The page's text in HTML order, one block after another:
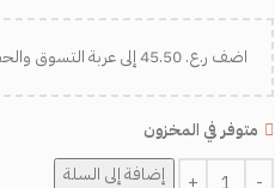
اضف ر.ع. إلى عربة التسوق
متوفر في المخزون
إضافة إلى السلة